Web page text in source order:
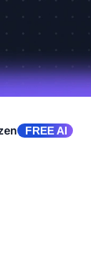
FREE AI